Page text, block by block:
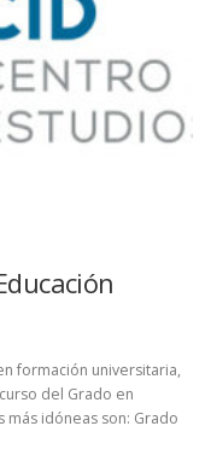
formación universitaria,
del Grado en
más idóneas son: Grado